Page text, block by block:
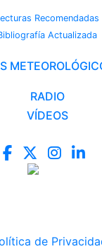
Recomendadas
Actualizada
RADIO
VÍDEOS
de